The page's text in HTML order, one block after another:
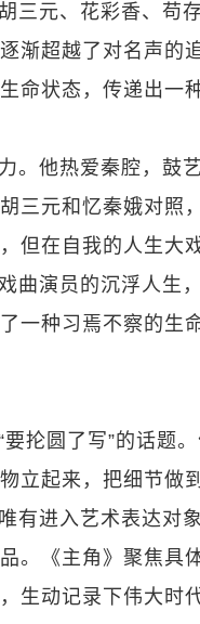
三元、花彩香、苟
渐超越了对名声的
命状态，传递出一
。他热爱秦腔，鼓
元和忆秦娥对照
但在自我的人生大
曲演员的沉浮人生
一种习焉不察的生
抡圆了写”的话题
立起来，把细节做到
有进入艺术表达对
。《主角》聚焦具
生动记录下伟大时